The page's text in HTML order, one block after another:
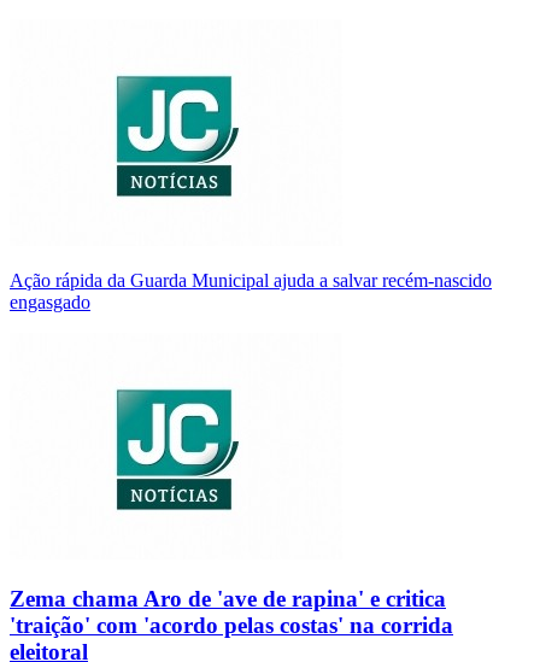
Ação rápida da Guarda Municipal ajuda a salvar recém-nascido
engasgado
Zema chama Aro de 'ave de rapina' e critica
'traição' com 'acordo pelas costas' na corrida
eleitoral